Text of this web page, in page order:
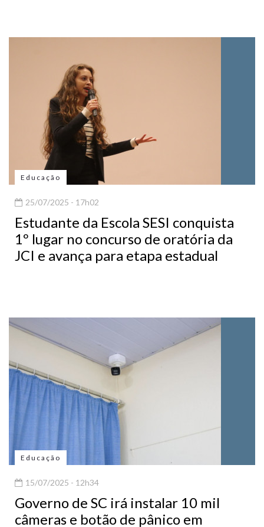
Educação
25/07/2025 - 17h02
Estudante da Escola SESI conquista
1º lugar no concurso de oratória da
JCI e avança para etapa estadual
Educação
15/07/2025 - 12h34
Governo de SC irá instalar 10 mil
câmeras e botão de pânico em